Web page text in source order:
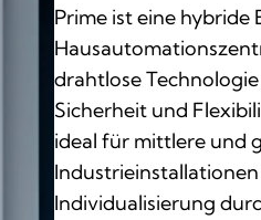
Prime ist eine
drahtlose
Sicherheit und
ideal für mittlere und
Individualisierung